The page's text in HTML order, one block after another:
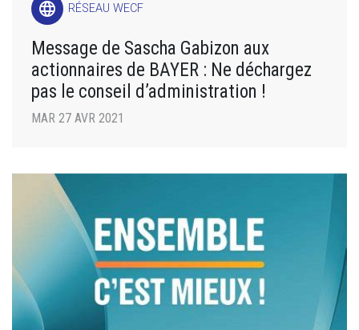
language RÉSEAU WECF
Message de Sascha Gabizon aux
actionnaires de BAYER : Ne déchargez
pas le conseil d’administration !
MAR 27 AVR 2021